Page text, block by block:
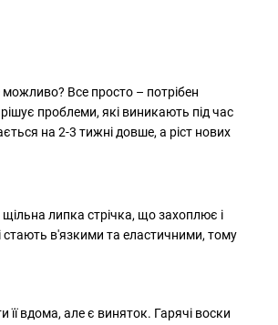
Все просто – потрібен
проблеми, які виникають під час
на 2-3 тижні довше, а ріст нових
липка стрічка, що захоплює і
в'язкими та еластичними, тому
вдома, але є виняток. Гарячі воски